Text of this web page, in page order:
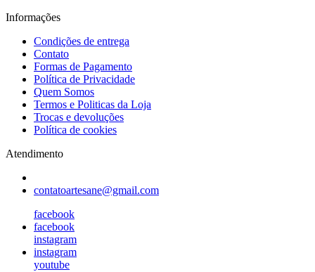
Informações
Condições de entrega
Contato
Formas de Pagamento
Política de Privacidade
Quem Somos
Termos e Politicas da Loja
Trocas e devoluções
Política de cookies
Atendimento
contatoartesane@gmail.com
facebook
facebook
instagram
instagram
youtube